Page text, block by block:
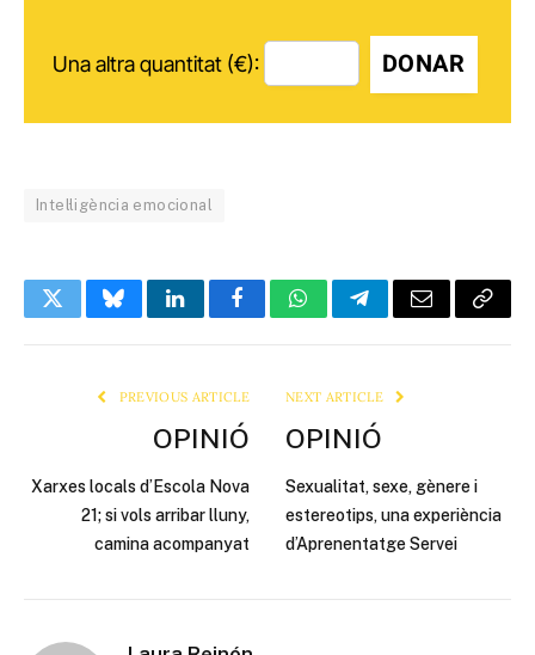
Una altra quantitat (€): DONAR
Intel·ligència emocional
TwitterBlueskyLinkedInFacebookWhatsAppTelegramEmail Copy
PREVIOUS ARTICLE
OPINIÓ
Xarxes locals d’Escola Nova
21; si vols arribar lluny,
camina acompanyat
NEXT ARTICLE
OPINIÓ
Sexualitat, sexe, gènere i
estereotips, una experiència
d’Aprenentatge Servei